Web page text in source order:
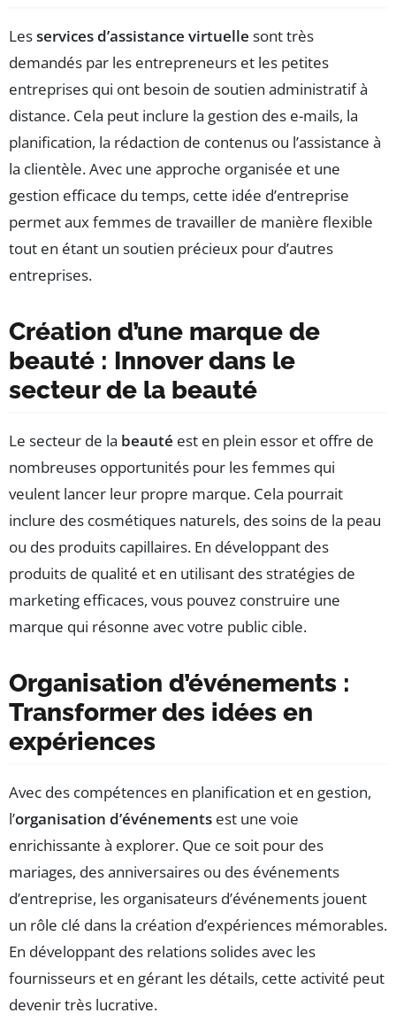
Lesservices d’assistance virtuelle sont très
demandés par les entrepreneurs et les petites
entreprises qui ont besoin de soutien administratif à
distance. Cela peut inclure la gestion des e-mails, la
planification, la rédaction de contenus ou l’assistance à
la clientèle. Avec une approche organisée et une
gestion efficace du temps, cette idée d’entreprise
permet aux femmes de travailler de manière flexible
tout en étant un soutien précieux pour d’autres
entreprises.
Création d’une marque de
beauté : Innover dans le
secteur de la beauté
Le secteur de la beauté est en plein essor et offre de
nombreuses opportunités pour les femmes qui
veulent lancer leur propre marque. Cela pourrait
inclure des cosmétiques naturels, des soins de la peau
ou des produits capillaires. En développant des
produits de qualité et en utilisant des stratégies de
marketing efficaces, vous pouvez construire une
marque qui résonne avec votre public cible.
Organisation d’événements :
Transformer des idées en
expériences
Avec des compétences en planification et en gestion,
l’organisation d’événements est une voie
enrichissante à explorer. Que ce soit pour des
mariages, des anniversaires ou des événements
d’entreprise, les organisateurs d’événements jouent
un rôle clé dans la création d’expériences mémorables.
En développant des relations solides avec les
fournisseurs et en gérant les détails, cette activité peut
devenir très lucrative.